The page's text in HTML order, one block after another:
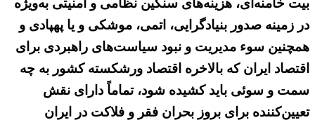
در زمینه صدور بنیادگرایی، اتمی، موشکی و یا پهپادی و
همچنین سوء مدیریت و نبود سیاست‌های راهبردی برای
اقتصاد ایران که بالاخره اقتصاد ورشکسته کشور به چه
سمت و سوئی باید کشیده شود، تماماً دارای نقش
تعیین‌کننده برای بروز بحران فقر و فلاکت در ایران